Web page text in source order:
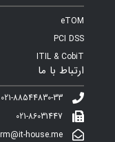
eTOM
PCI DSS
ITIL & CobiT
ارتباط با ما
021-88544830-33
021-86031447
crm@it-house.me